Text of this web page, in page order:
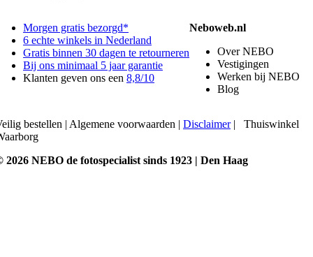
Morgen gratis bezorgd*
6 echte winkels in Nederland
Gratis binnen 30 dagen te retourneren
Bij ons minimaal 5 jaar garantie
Klanten geven ons een 8,8/10
Neboweb.nl
Over NEBO
Vestigingen
Werken bij NEBO
Blog
bestellen | Algemene voorwaarden | Disclaimer|
Thuiswinkel
2026 NEBO de fotospecialist sinds 1923 | Den Haag